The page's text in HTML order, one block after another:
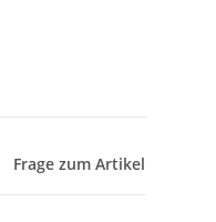
Frage zum Artikel